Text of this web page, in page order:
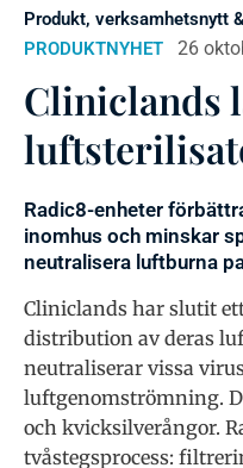
Produkt, verksamhetsnytt
PRODUKTNYHET
26
Cliniclands
Radic8-enheter
inomhus och minskar
neutralisera luftburna
Cliniclands har slutit
distribution av deras
neutraliserar vissa
luftgenomströmning.
och kvicksilverångor.
tvåstegsprocess: